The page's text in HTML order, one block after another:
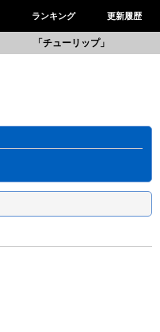
ランキング 更新履歴
「チューリップ」